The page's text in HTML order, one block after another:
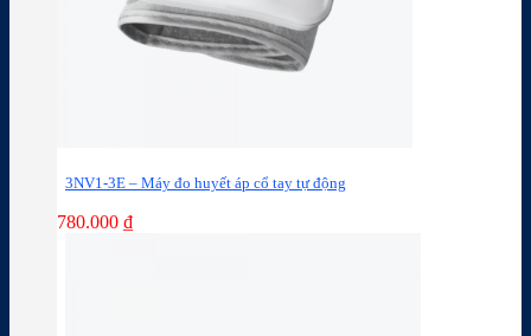
3NV1-3E – Máy đo huyết áp cổ tay tự động
780.000 ₫